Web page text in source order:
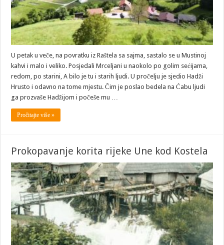
U petak u veče, na povratku iz Raštela sa sajma, sastalo se u Mustinoj
kahvi i malo i veliko. Posjedali Mrceljani u naokolo po golim sećijama,
redom, po starini, A bilo je tu i starih ljudi. U pročelju je sjedio Hadži
Hrusto i odavno na tome mjestu. Čim je poslao bedela na Ćabu ljudi
ga prozvaše Hadžijom i počeše mu …
Pročitajte više »
Prokopavanje korita rijeke Une kod Kostela